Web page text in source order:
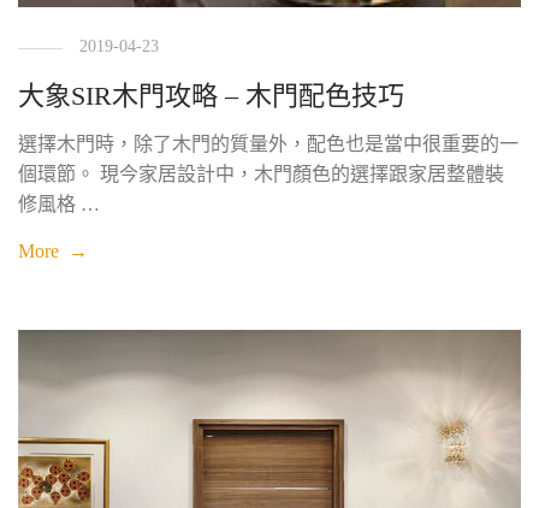
2019-04-23
大象SIR木門攻略 – 木門配色技巧
選擇木門時，除了木門的質量外，配色也是當中很重要的一
個環節。 現今家居設計中，木門顏色的選擇跟家居整體裝
修風格 …
More →